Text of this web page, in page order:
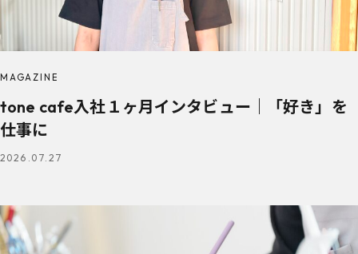
MAGAZINE
tone cafe入社１ヶ月インタビュー｜「好き」を
仕事に
2026.07.27